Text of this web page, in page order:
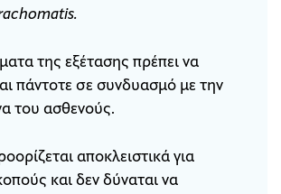
της εξέτασης πρέπει να
πάντοτε σε συνδυασμό με την
του ασθενούς.
αποκλειστικά για
και δεν δύναται να